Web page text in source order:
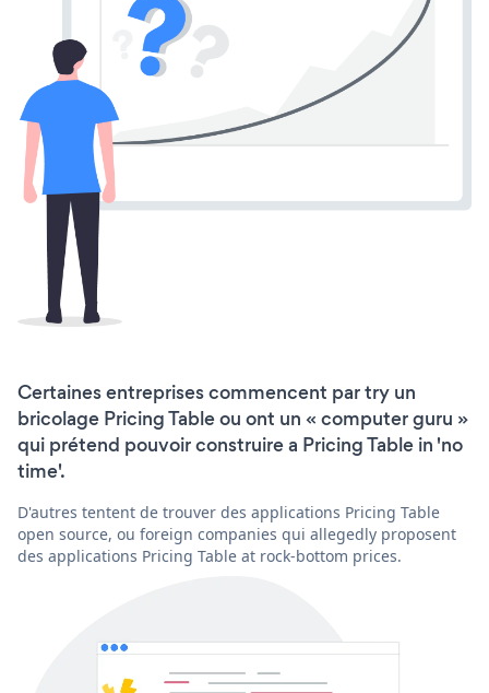
Certaines entreprises commencent par try un
bricolage Pricing Table ou ont un « computer guru »
qui prétend pouvoir construire a Pricing Table in 'no
time'.
D'autres tentent de trouver des applications Pricing Table
open source, ou foreign companies qui allegedly proposent
des applications Pricing Table at rock-bottom prices.